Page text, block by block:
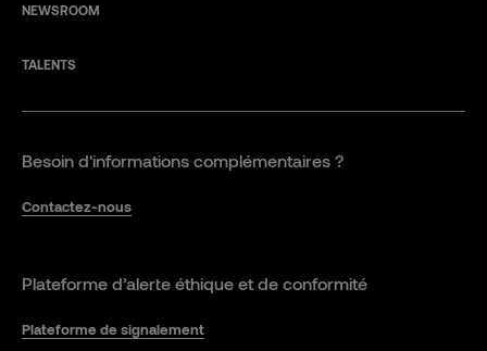
NEWSROOM
TALENTS
Besoin d'informations complémentaires ?
Contactez-nous
Plateforme d’alerte éthique et de conformité
Plateforme de signalement